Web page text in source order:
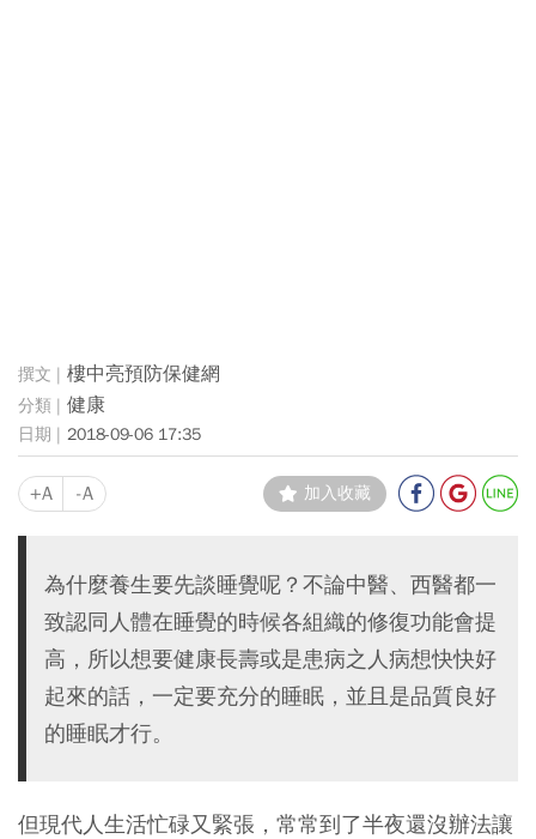
樓中亮預防保健網
健康
2018-09-06 17:35
+A -A 加入收藏
為什麼養生要先談睡覺呢？不論中醫、西醫都一
致認同人體在睡覺的時候各組織的修復功能會提
高，所以想要健康長壽或是患病之人病想快快好
起來的話，一定要充分的睡眠，並且是品質良好
的睡眠才行。
但現代人生活忙碌又緊張，常常到了半夜還沒辦法讓